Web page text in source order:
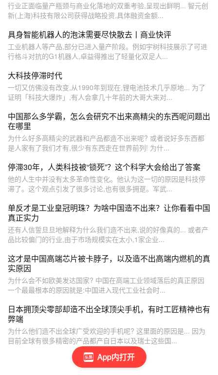
App内打开
行业正面临量产瓶颈与商业化落地的双重考验,呈现出鲜明... 智元创
新(上海)科技有限公司获得战略投资,具体融资金额...
具身智能机器人的泡沫需要尽快散去丨商业快评
工业机器人等产品,部分已进入量产阶段。例如宇树科技展示了可进
行格斗对抗的G1机器人,卓益得推出了轻量化双足人...
大科技停滞时代
一切又仿佛没有改变,从1990年到现在,锂电池技术几乎原地... 为了
证明「科技大爆炸」,有人会拿几十年前的大哥大来对...
中国那么多学霸，怎么会研究不出来高精尖的东西呢问题出
在哪里
为什么好多高精尖的武器和产品都造不出来呢? 或者说好多东西都
是人家有了我们才有,很少有东西走在世界前列! 为什...
停滞30年，人类科技被“锁死”？这个科学大会给出了答案
他的人生中并没有太多革命性变化。他认为这一切的原因是科技停
滞了。这个观点引发了很多讨论,也有很多拥趸。军武...
单反才是工业皇冠明珠？为啥中国造不出来？让你看看中国
真正实力
还有人信誓旦旦地解释为什么我们造不出来,说的好像真的... 或者产
品比较偏门的行业,由于市场规模实在太小,1家企业...
这才是中国高端芯片被卡脖子，以及造不出高端内燃机的真
实原因
为什么会不如欧美发达国家? 中国在高端工业领域落后的真正原因
一个最最根本的原因就是:中国进入现代工业社会时...
日本拥顶尖零部却造不出全球顶尖手机，有时工匠精神也有
弊端
为什么他们造不出全球广受欢迎的手机呢? 这里面的原因是... 因为
目前全球有很多精密的产品都产自日本以及瑞士这些国...